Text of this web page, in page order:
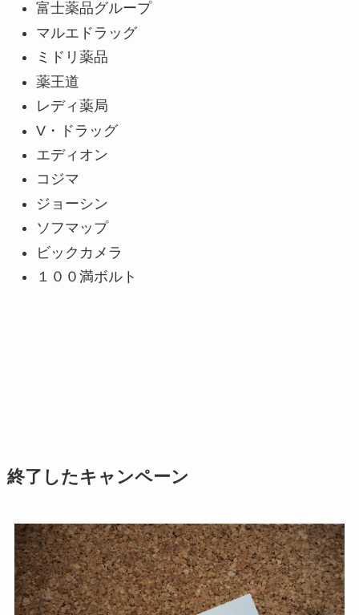
富士薬品グループ
マルエドラッグ
ミドリ薬品
薬王道
レディ薬局
V・ドラッグ
エディオン
コジマ
ジョーシン
ソフマップ
ビックカメラ
１００満ボルト
終了したキャンペーン